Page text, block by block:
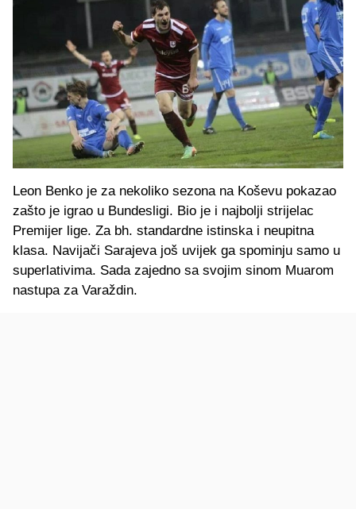
Leon Benko je za nekoliko sezona na Koševu pokazao
zašto je igrao u Bundesligi. Bio je i najbolji strijelac
Premijer lige. Za bh. standardne istinska i neupitna
klasa. Navijači Sarajeva još uvijek ga spominju samo u
superlativima. Sada zajedno sa svojim sinom Muarom
nastupa za Varaždin.